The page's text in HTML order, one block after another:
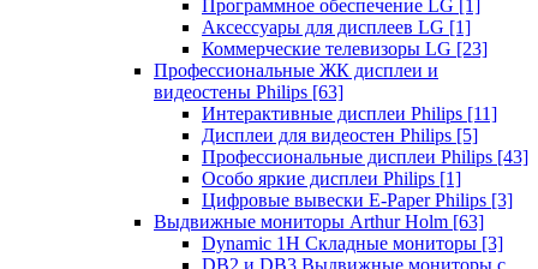
Программное обеспечение LG [1]
Аксессуары для дисплеев LG [1]
Коммерческие телевизоры LG [23]
Профессиональные ЖК дисплеи и
видеостены Philips [63]
Интерактивные дисплеи Philips [11]
Дисплеи для видеостен Philips [5]
Профессиональные дисплеи Philips [43]
Особо яркие дисплеи Philips [1]
Цифровые вывески E-Paper Philips [3]
Выдвижные мониторы Arthur Holm [63]
Dynamic 1Н Складные мониторы [3]
DB2 и DB3 Выдвижные мониторы с